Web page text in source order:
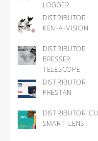
LOGGER
DISTRIBUTOR
KEN-A-VISION
DISTRIBUTOR
BRESSER
TELESCOPE
DISTRIBUTOR
PRESTAN
DISTRIBUTOR CU
SMART LENS